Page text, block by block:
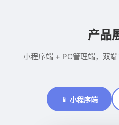
产品
小程序端 + PC管理端，双
📱 小程序端